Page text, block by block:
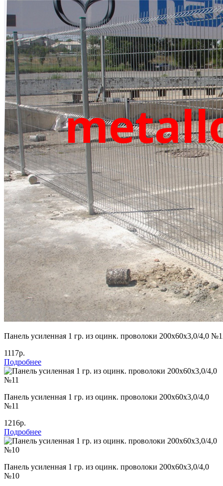
Панель усиленная 1 гр. из оцинк. проволоки 200х60х3,0/4,0
1117р.
Подробнее
Панель усиленная 1 гр. из оцинк. проволоки 200х60х3,0/4,0
№11
1216р.
Подробнее
Панель усиленная 1 гр. из оцинк. проволоки 200х60х3,0/4,0
№10